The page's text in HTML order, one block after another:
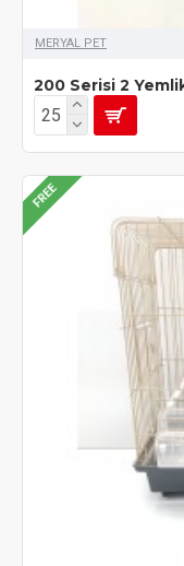
MERYAL PET
200 Serisi 2
FREE